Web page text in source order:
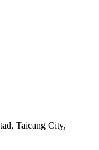
Taicang City,